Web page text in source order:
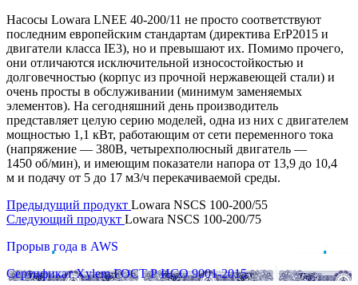
Насосы Lowara LNEE 40-200/11 не просто соответствуют
последним европейским стандартам (директива ErP2015 и
двигатели класса IE3), но и превышают их. Помимо прочего,
они отличаются исключительной износостойкостью и
долговечностью (корпус из прочной нержавеющей стали) и
очень просты в обслуживании (минимум заменяемых
элементов). На сегодняшний день производитель
представляет целую серию моделей, одна из них с двигателем
мощностью 1,1 кВт, работающим от сети переменного тока
(напряжение — 380В, четырехполюсный двигатель —
1450 об/мин), и имеющим показатели напора от 13,9 до 10,4
м и подачу от 5 до 17 м3/ч перекачиваемой среды.
Предыдущий продукт Lowara NSCS 100-200/55
Следующий продукт Lowara NSCS 100-200/75
Прорыв года в AWS
Сертификат Xylem ГОСТ Р ИСО 9001-2015